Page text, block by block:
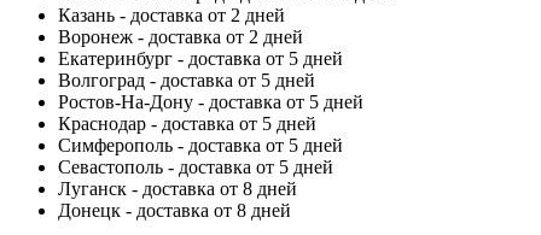
Казань - доставка от 2 дней
Воронеж - доставка от 2 дней
Екатеринбург - доставка от 5 дней
Волгоград - доставка от 5 дней
Ростов-На-Дону - доставка от 5 дней
Краснодар - доставка от 5 дней
Симферополь - доставка от 5 дней
Севастополь - доставка от 5 дней
Луганск - доставка от 8 дней
Донецк - доставка от 8 дней